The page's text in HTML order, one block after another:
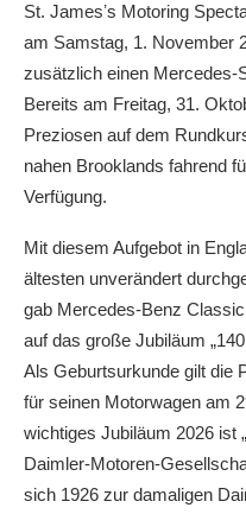
St. Jamesʼs Motoring
am Samstag, 1. November
zusätzlich einen Mercedes-
Bereits am Freitag, 31.
Preziosen auf dem
nahen Brooklands fahrend
Verfügung.
Mit diesem Aufgebot in
ältesten unverändert
gab Mercedes-Benz
auf das große Jubiläum
Als Geburtsurkunde gilt die
für seinen Motorwagen am
wichtiges Jubiläum 2026 ist
Daimler-Motoren-
sich 1926 zur damaligen